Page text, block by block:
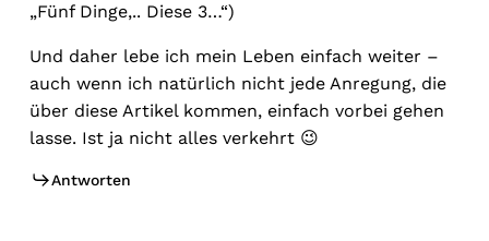
„Fünf Dinge,.. Diese 3…“)
Und daher lebe ich mein Leben einfach weiter –
auch wenn ich natürlich nicht jede Anregung, die
über diese Artikel kommen, einfach vorbei gehen
lasse. Ist ja nicht alles verkehrt 😉
Antworten